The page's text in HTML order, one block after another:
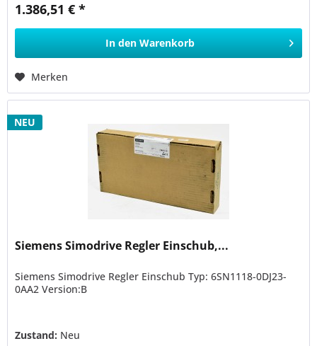
1.386,51 € *
In den Warenkorb
Merken
NEU
Siemens Simodrive Regler Einschub,...
Siemens Simodrive Regler Einschub Typ: 6SN1118-0DJ23-
0AA2 Version:B
Zustand: Neu